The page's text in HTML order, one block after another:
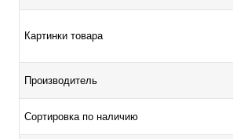
Картинки товара
Производитель
Сортировка по наличию